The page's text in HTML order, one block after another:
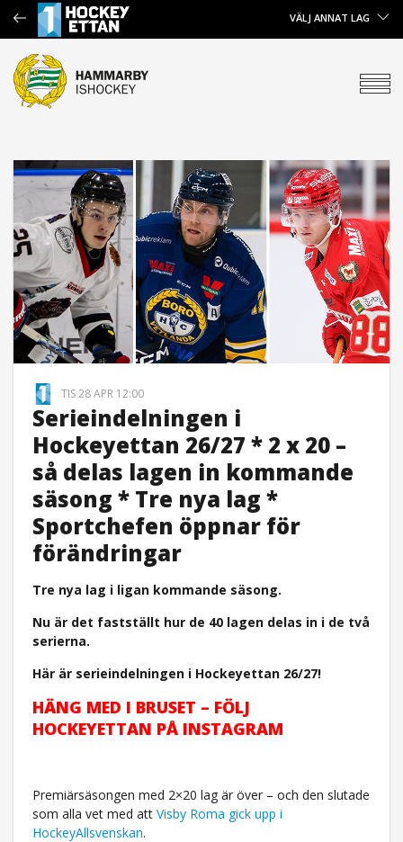
VÄLJ ANNAT LAG
TIS 28 APR 12:00
Serieindelningen i
Hockeyettan 26/27 * 2 x 20 –
så delas lagen in kommande
säsong * Tre nya lag *
Sportchefen öppnar för
förändringar
Tre nya lag i ligan kommande säsong.
Nu är det fastställt hur de 40 lagen delas in i de två
serierna.
Här är serieindelningen i Hockeyettan 26/27!
HÄNG MED I BRUSET – FÖLJ
HOCKEYETTAN PÅ INSTAGRAM
Premiärsäsongen med 2×20 lag är över – och den slutade
som alla vet med att Visby Roma gick upp i
HockeyAllsvenskan.